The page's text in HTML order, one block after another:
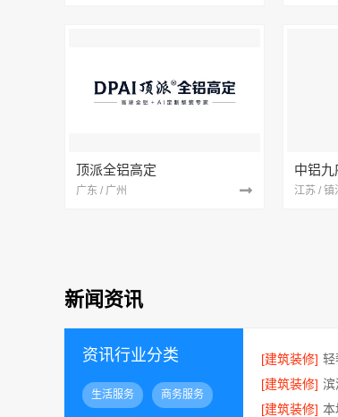
顶派全铝高定
广东 / 广州
中铝九
江苏 / 镇
新闻资讯
资讯行业分类
生活服务 商务服务
[建筑装修]
[建筑装修]
[建筑装修]